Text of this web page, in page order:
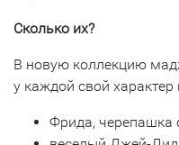
Сколько их?
В новую коллекцию
у каждой свой
Фрида, черепашка